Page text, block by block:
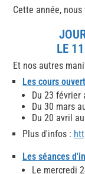
Cette année,
LE
Et nos autres
Les cours
​Du 23 février
Du 30 mars
Du 20 avril
Plus d'infos :
Les séances
Le mercredi